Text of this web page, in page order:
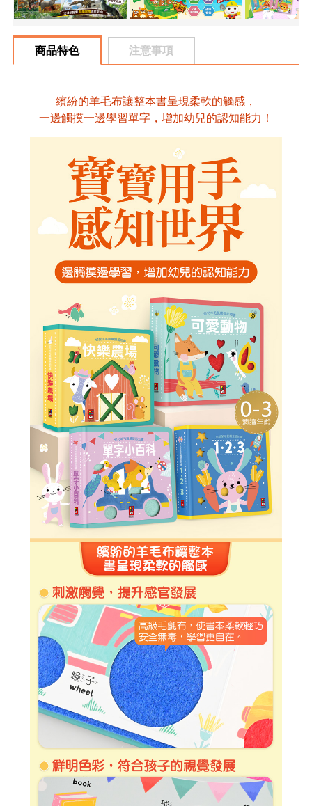
商品特色 注意事項
繽紛的羊毛布讓整本書呈現柔軟的觸感，
一邊觸摸一邊學習單字，增加幼兒的認知能力！